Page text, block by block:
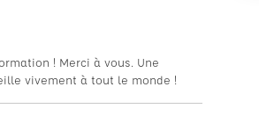
! Merci à vous. Une
vivement à tout le monde !